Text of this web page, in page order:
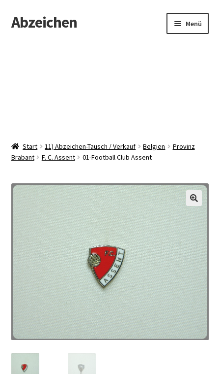
Zur
Navigation
Zum
Inhalt
Abzeichen Menü
Start 11) Abzeichen-Tausch / Verkauf Belgien
Provinz
Brabant
F. C. Assent 01-Football Club Assent